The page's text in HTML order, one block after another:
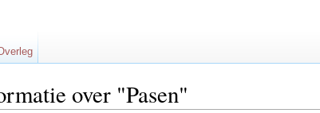
over "Pasen"